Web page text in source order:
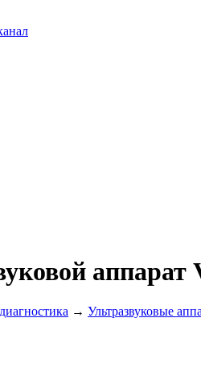
→ Ультразвуковые